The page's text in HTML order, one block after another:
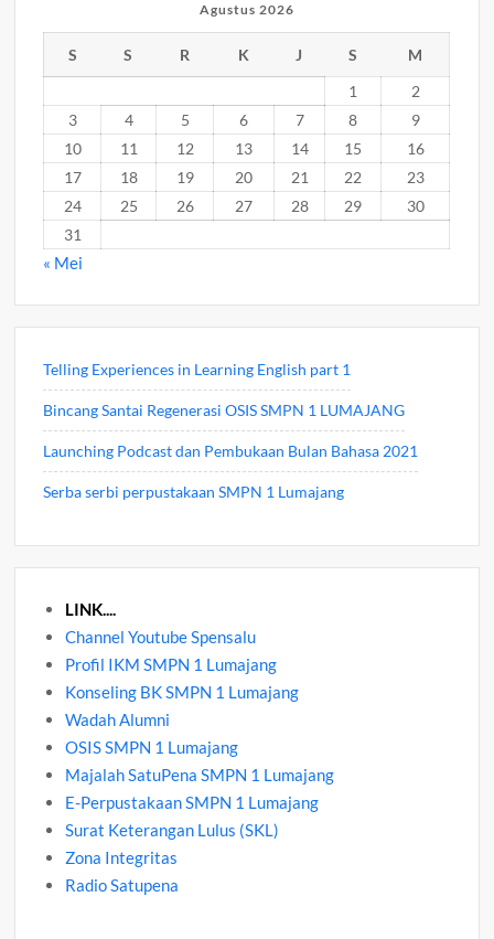
Agustus 2026
S S R K J S
M
1
2
3
4 5 6 7 8
9
10
11 12 13 14 15
16
17
18 19 20 21 22
23
24
25 26 27 28 29
30
31
« Mei
Telling Experiences in Learning English part 1
Bincang Santai Regenerasi OSIS SMPN 1 LUMAJANG
Launching Podcast dan Pembukaan Bulan Bahasa 2021
Serba serbi perpustakaan SMPN 1 Lumajang
LINK....
Channel Youtube Spensalu
Profil IKM SMPN 1 Lumajang
Konseling BK SMPN 1 Lumajang
Wadah Alumni
OSIS SMPN 1 Lumajang
Majalah SatuPena SMPN 1 Lumajang
E-Perpustakaan SMPN 1 Lumajang
Surat Keterangan Lulus (SKL)
Zona Integritas
Radio Satupena